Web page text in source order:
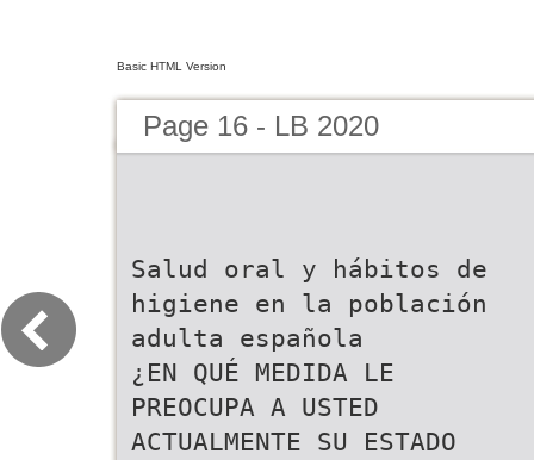
Basic HTML Version
Page 16 - LB 2020
Salud oral y hábitos de
higiene en la población
adulta española
¿EN QUÉ MEDIDA LE
PREOCUPA A USTED
ACTUALMENTE SU ESTADO